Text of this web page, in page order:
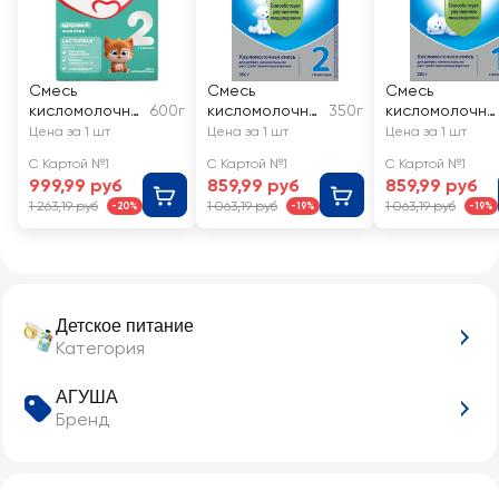
Детское питание
Категория
АГУША
Бренд
Смесь
кисломолочна
я МАЛЮТКА 2, с
600г
Цена за 1 шт
С Картой №1
999,99 руб
1 263,19 руб -20%
Смесь
кисломолочна
я NUTRILON 2, с
350г
Цена за 1 шт
С Картой №1
859,99 руб
1 063,19 руб -19%
Смесь
кисломолочна
я NUTRILON 1, с
Цена за 1 шт
С Картой №1
859,99 руб
1 063,19 руб -19%